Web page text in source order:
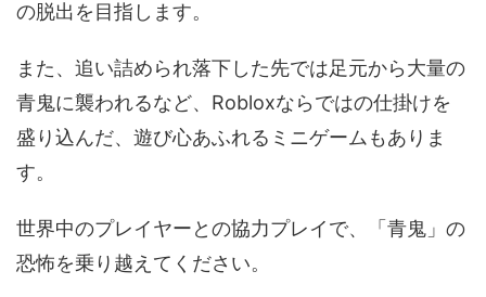
の脱出を目指します。
また、追い詰められ落下した先では足元から大量の
青鬼に襲われるなど、Robloxならではの仕掛けを
盛り込んだ、遊び心あふれるミニゲームもありま
す。
世界中のプレイヤーとの協力プレイで、「青鬼」の
恐怖を乗り越えてください。